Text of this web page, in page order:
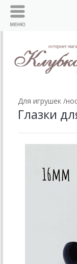
Для игрушек /
Глазки